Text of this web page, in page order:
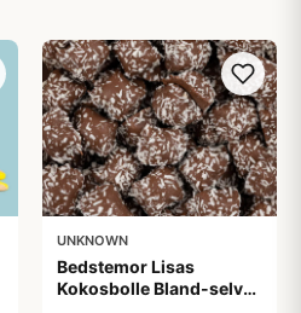
UNKNOWN
Bedstemor Lisas
Kokosbolle Bland-selv